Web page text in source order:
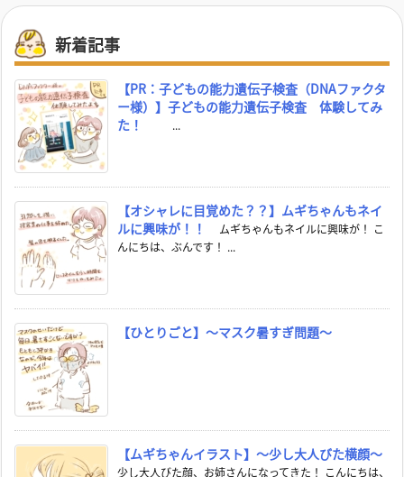
新着記事
【PR：子どもの能力遺伝子検査（DNAファクタ
ー様）】子どもの能力遺伝子検査 体験してみ
た！
...
【オシャレに目覚めた？？】ムギちゃんもネイ
ルに興味が！！
ムギちゃんもネイルに興味が！ こ
んにちは、ぶんです！ ...
【ひとりごと】～マスク暑すぎ問題～
【ムギちゃんイラスト】～少し大人びた横顔～
少し大人びた顔、お姉さんになってきた！ こんにちは、